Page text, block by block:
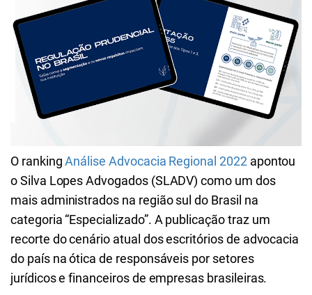
O rankingAnálise Advocacia Regional 2022apontou
o Silva Lopes Advogados (SLADV)como um dos
mais administrados na região sul do Brasil na
categoria “Especializado”. A publicação traz um
recorte do cenário atual dos escritórios de advocacia
do país na ótica de responsáveis por setores
jurídicos e financeiros de empresas brasileiras.